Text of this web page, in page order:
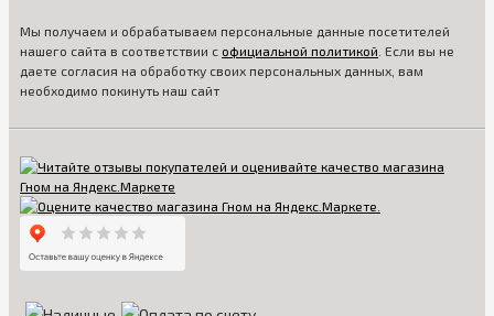
Мы получаем и обрабатываем персональные данные посетителей
нашего сайта в соответствии с официальной политикой . Если вы не
даете согласия на обработку своих персональных данных, вам
необходимо покинуть наш сайт